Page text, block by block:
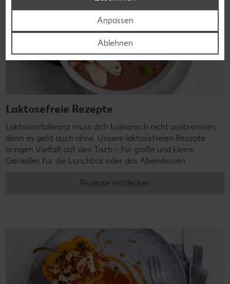
Laktosefreie Rezepte
Laktoseintoleranz muss dich kulinarisch nicht ausbremsen,
denn es geht auch ohne. Unsere laktosefreien Rezepte
bringen Vielfalt auf den Tisch – für große und kleine
Genießer, für die Lunchbox oder das Abendessen.
Rezepte entdecken
Anpassen
Ablehnen